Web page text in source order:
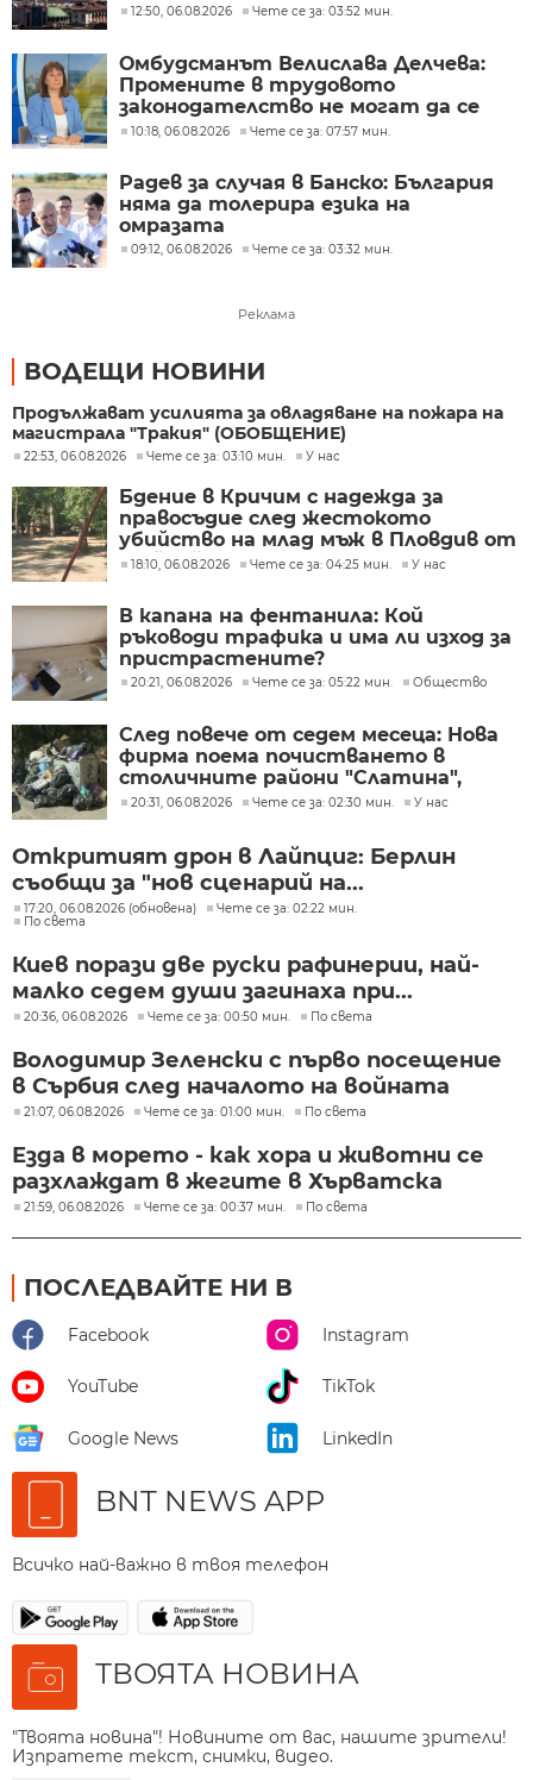
12:50, 06.08.2026 Чете се за: 03:52 мин.
Омбудсманът Велислава Делчева:
Промените в трудовото
законодателство не могат да се
правят през бюджета
10:18, 06.08.2026 Чете се за: 07:57 мин.
Радев за случая в Банско: България
няма да толерира езика на
омразата
09:12, 06.08.2026 Чете се за: 03:32 мин.
Реклама
ВОДЕЩИ НОВИНИ
Продължават усилията за овладяване на пожара на
магистрала "Тракия" (ОБОБЩЕНИЕ)
22:53, 06.08.2026 Чете се за: 03:10 мин. У нас
Бдение в Кричим с надежда за
правосъдие след жестокото
убийство на млад мъж в Пловдив от
тийнейджъри
18:10, 06.08.2026 Чете се за: 04:25 мин. У нас
В капана на фентанила: Кой
ръководи трафика и има ли изход за
пристрастените?
20:21, 06.08.2026 Чете се за: 05:22 мин. Общество
След повече от седем месеца: Нова
фирма поема почистването в
столичните райони "Слатина",
"Подуяне" и "Изгрев"
20:31, 06.08.2026 Чете се за: 02:30 мин. У нас
Откритият дрон в Лайпциг: Берлин
съобщи за "нов сценарий на...
17:20, 06.08.2026 (обновена)
Чете се за: 02:22 мин.
По света
Киев порази две руски рафинерии, най-
малко седем души загинаха при...
20:36, 06.08.2026 Чете се за: 00:50 мин. По света
Володимир Зеленски с първо посещение
в Сърбия след началото на войната
21:07, 06.08.2026 Чете се за: 01:00 мин. По света
Езда в морето - как хора и животни се
разхлаждат в жегите в Хърватска
21:59, 06.08.2026 Чете се за: 00:37 мин. По света
ПОСЛЕДВАЙТЕ НИ В
Facebook Instagram
YouTube TikTok
Google News LinkedIn
BNT NEWS APP
Всичко най-важно в твоя телефон
ТВОЯТА НОВИНА
"Твоята новина"! Новините от вас, нашите зрители!
Изпратете текст, снимки, видео.